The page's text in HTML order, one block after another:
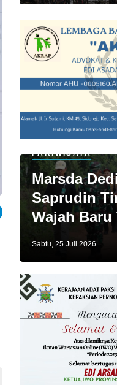
PARIWISATA
Marsda
Saprudin
Wajah Baru
Sabtu, 25 Juli 2026